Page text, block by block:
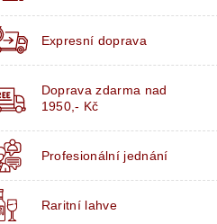
Expresní doprava
Doprava zdarma nad
1950,- Kč
Profesionální jednání
Raritní lahve